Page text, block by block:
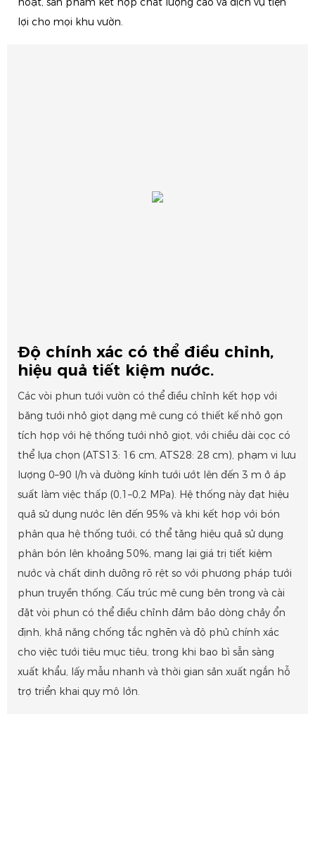
lợi cho mọi khu vườn.
Độ chính xác có thể điều chỉnh,
hiệu quả tiết kiệm nước.
Các vòi phun tưới vườn có thể điều chỉnh kết hợp với
băng tưới nhỏ giọt dạng mê cung có thiết kế nhỏ gọn
tích hợp với hệ thống tưới nhỏ giọt, với chiều dài cọc có
thể lựa chọn (ATS13: 16 cm, ATS28: 28 cm), phạm vi lưu
lượng 0–90 l/h và đường kính tưới ướt lên đến 3 m ở áp
suất làm việc thấp (0,1–0,2 MPa). Hệ thống này đạt hiệu
quả sử dụng nước lên đến 95% và khi kết hợp với bón
phân qua hệ thống tưới, có thể tăng hiệu quả sử dụng
phân bón lên khoảng 50%, mang lại giá trị tiết kiệm
nước và chất dinh dưỡng rõ rệt so với phương pháp tưới
phun truyền thống. Cấu trúc mê cung bên trong và cài
đặt vòi phun có thể điều chỉnh đảm bảo dòng chảy ổn
định, khả năng chống tắc nghẽn và độ phủ chính xác
cho việc tưới tiêu mục tiêu, trong khi bao bì sẵn sàng
xuất khẩu, lấy mẫu nhanh và thời gian sản xuất ngắn hỗ
trợ triển khai quy mô lớn.